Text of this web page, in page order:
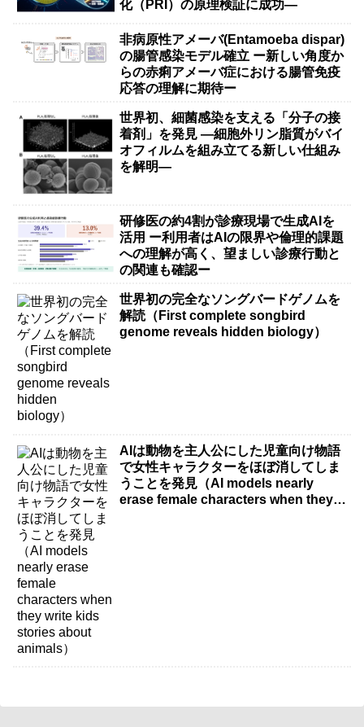
化（PRI）の原理検証に成功―
非病原性アメーバ(Entamoeba dispar)
の腸管感染モデル確立 ー新しい角度か
らの赤痢アメーバ症における腸管免疫
応答の理解に期待ー
世界初、細菌感染を支える「分子の接
着剤」を発見 ―細胞外リン脂質がバイ
オフィルムを組み立てる新しい仕組み
を解明―
研修医の約4割が診療現場で生成AIを
活用 ー利用者はAIの限界や倫理的課題
への理解が高く、望ましい診療行動と
の関連も確認ー
世界初の完全なソングバードゲノムを
解読（First complete songbird
genome reveals hidden biology）
AIは動物を主人公にした児童向け物語
で女性キャラクターをほぼ消してしま
うことを発見（AI models nearly
erase female characters when they